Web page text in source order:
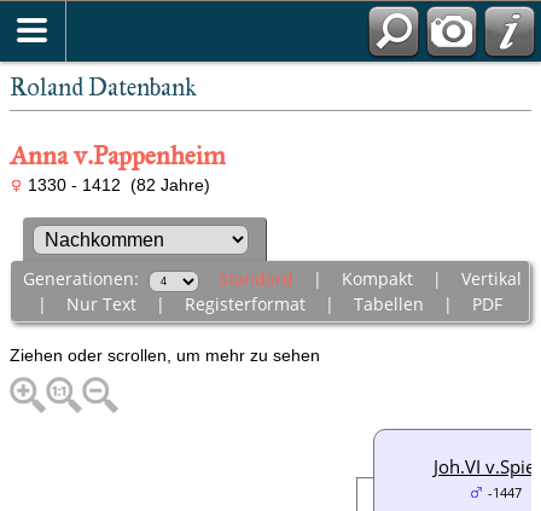
Roland Datenbank
Anna v.Pappenheim
1330 - 1412 (82 Jahre)
Generationen: Standard | Kompakt| Vertikal
| Nur Text| Registerformat| Tabellen | PDF
Ziehen oder scrollen, um mehr zu sehen
Joh.VI
-1447